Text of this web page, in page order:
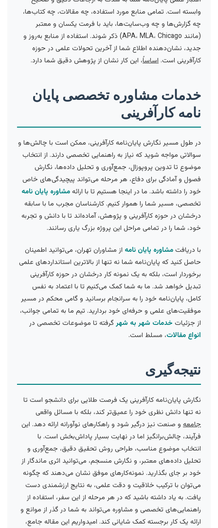
وابسته است. تمامی منابع مورد استفاده، چه مقالات، چه کتاب‌ها،
چه گزارش‌ها و چه وب‌سایت‌ها، باید با فرمت یکسان و معتبر
(مانند APA، MLA، Chicago) ذکر شوند. استفاده از منابع به‌روز و
جدید، نشان‌دهنده اطلاع شما از آخرین تحولات علمی در حوزه
کارآفرینی است. اساساً، این کار نشان از پژوهش دقیق شما دارد.
خدمات مشاوره تخصصی پایان
نامه کارآفرینی
در طول مسیر نگارش پایان‌نامه کارآفرینی، ممکن است با چالش‌ها و
سوالاتی مواجه شوید که نیاز به راهنمایی تخصصی دارند. از انتخاب
موضوع تا تدوین پروپوزال، جمع‌آوری و تحلیل داده‌ها، نگارش
فصول و آمادگی برای دفاع، هر مرحله می‌تواند پیچیدگی‌های خاص
خود را داشته باشد. ما در اینجا هستیم تا با ارائه مشاوره پایان نامه
تخصصی، مسیر شما را هموار کنیم. کارشناسان مجرب ما با سابقه
درخشان در حوزه کارآفرینی و پژوهش، آماده‌اند تا با دانش و تجربه
خود، شما را در تمامی مراحل این پروژه بزرگ یاری رسانند.
با دریافتمشاوره پایان نامه از مشاوران تهران، می‌توانید اطمینان
حاصل کنید که پایان‌نامه شما نه تنها از بالاترین استانداردهای علمی
برخوردار است، بلکه به یک نمونه کار درخشان در حوزه کارآفرینی
تبدیل خواهد شد. ما به شما کمک می‌کنیم تا با اعتماد به نفس
کامل، پایان‌نامه خود را به سرانجام برسانید و گامی محکم در مسیر
موفقیت‌های علمی و حرفه‌ای خود بردارید. تیم ما به تمامی جوانب،
از جزئیات خدمات شهر به شهر گرفته تا موضوعات تخصصی در
انواع مقالات، مسلط است.
نتیجه‌گیری
نگارش پایان‌نامه کارآفرینی یک فرصت طلایی برای دانشجو است تا
نه تنها دانش نظری خود را عمیق‌تر کند، بلکه با مسائل واقعی
جامعه و صنعت نیز درگیر شود و راهکارهای نوآورانه ارائه دهد. این
فرآیند، چالش‌برانگیز اما در نهایت بسیار پاداش‌بخش است. با
انتخاب موضوع مناسب، طراحی روش تحقیق دقیق، جمع‌آوری و
تحلیل داده‌های معتبر، و نگارش منسجم، می‌توانید اثری ماندگار از
خود بر جای بگذارید. نمونه‌کارهای موفق نشان می‌دهند که چگونه
می‌توان با ترکیب خلاقیت و دقت علمی، به نتایج ارزشمندی دست
یافت. به یاد داشته باشید که در هر مرحله از این سفر، استفاده از
راهنمایی‌های تخصصی و مشاوره می‌تواند به شما در گذر از موانع و
ارائه یک کار برجسته کمک شایانی کند. امیدواریم این مقاله جامع،